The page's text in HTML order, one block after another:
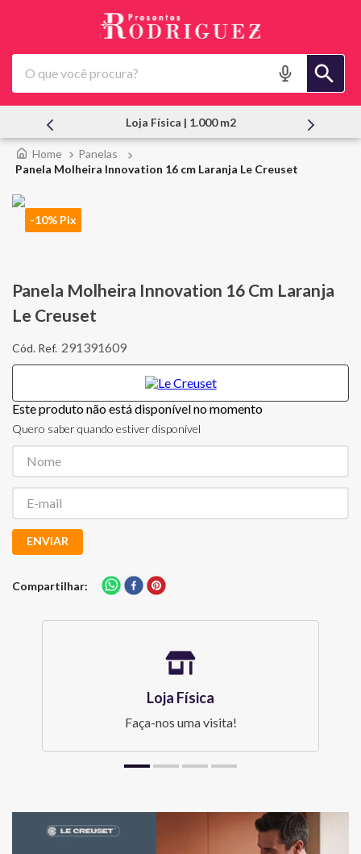
O que você procura?
Atendimento Pessoal
Panelas
Panela Molheira Innovation 16 cm Laranja Le Creuset
-10% Pix
Panela Molheira Innovation 16 Cm Laranja
Le Creuset
291391609
Este produto não está disponível no momento
Quero saber quando estiver disponível
ENVIAR
Compartilhar
Loja Física
Faça-nos uma visita!